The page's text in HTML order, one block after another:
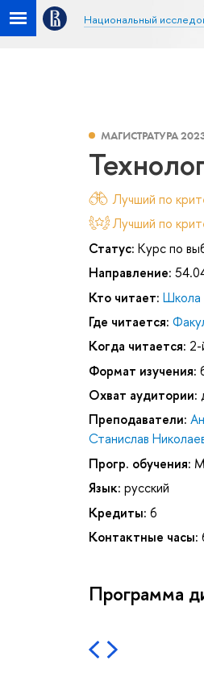
Национальный
МАГИСТРАТУРА
Лучший по
Лучший по
Статус: Курс по
Направление:
Кто читает: Школа
Где читается:
Когда читается: 2-
Формат изучения:
Охват аудитории:
Преподаватели:
Станислав
Прогр. обучения:
Язык: русский
Кредиты: 6
Контактные часы:
Программа